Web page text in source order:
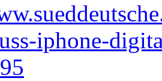
iphone-